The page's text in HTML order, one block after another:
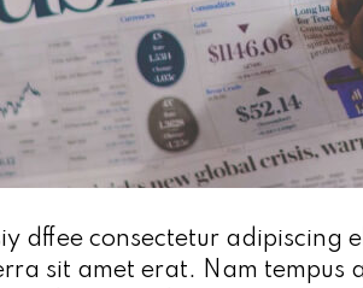
dffee consectetur adipiscing
sit amet erat. Nam tempus